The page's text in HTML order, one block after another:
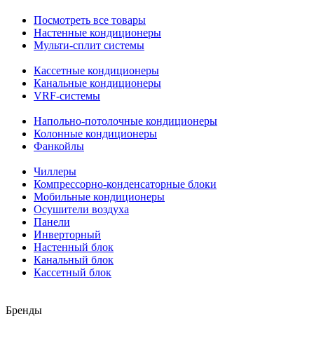
Посмотреть все товары
Настенные кондиционеры
Мульти-сплит системы
Кассетные кондиционеры
Канальные кондиционеры
VRF-системы
Напольно-потолочные кондиционеры
Колонные кондиционеры
Фанкойлы
Чиллеры
Компрессорно-конденсаторные блоки
Мобильные кондиционеры
Осушители воздуха
Панели
Инверторный
Настенный блок
Канальный блок
Кассетный блок
Бренды